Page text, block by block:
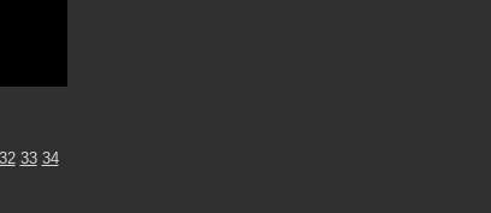
32 33 34